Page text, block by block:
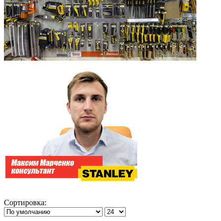
Сортировка: